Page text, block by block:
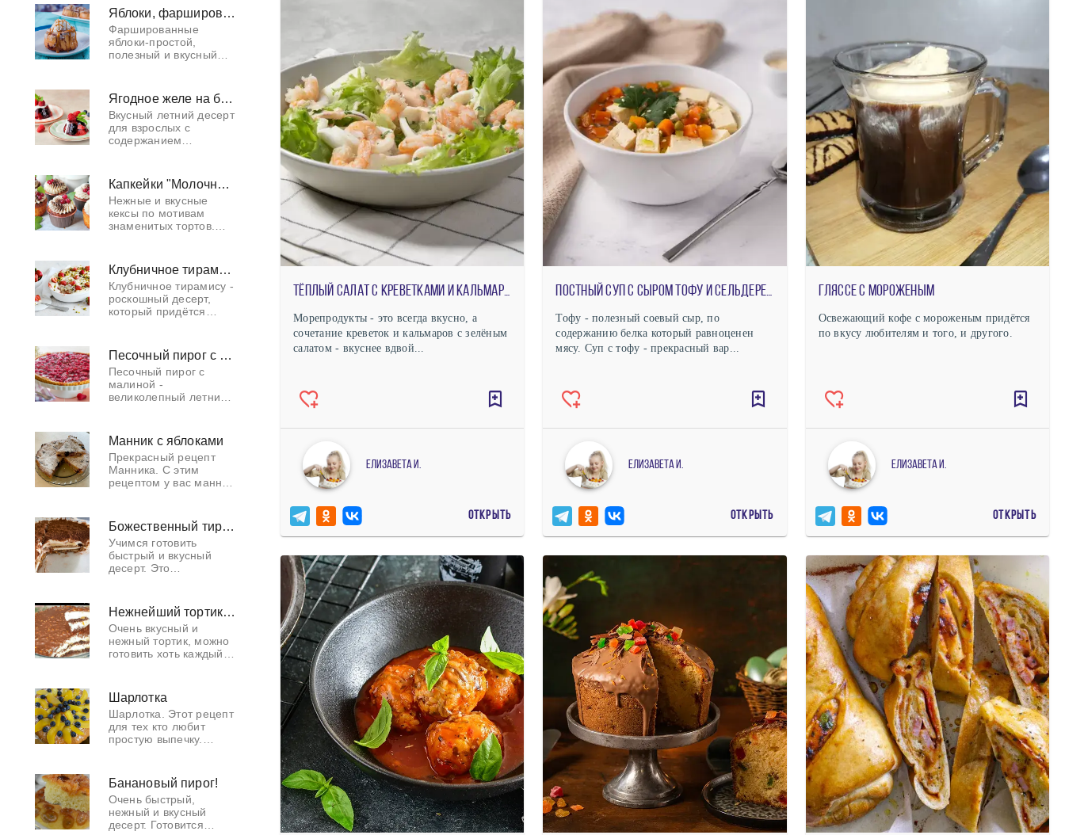
десерта
рекомендуется
выбирать хурму с
более плотной
консистенцией.
Яблоки, фаршированные творогом в духовке
Фаршированные
яблоки-простой,
полезный и вкусный
начинающий кулинар.
На фаршированные
сладким творогом и
запече
Ягодное желе на белом вине с ванильной сметаной
Вкусный летний десерт
для взрослых с
содержанием
для завершения
праздничной трапезы.
Капкейки "Молочная девочка"
Нежные и вкусные
кексы по мотивам
знаменитых тортов.
или как альтернатива
торту на праздничных
застольях. Они настол
Клубничное тирамису
Клубничное тирамису -
роскошный десерт,
который придётся
клубничное лакомство
исключительно из
свежей клубники, та
Песочный пирог с малиной
Песочный пирог с
малиной -
великолепный летний
ароматной и сладкой
малины. Такое
угощение к чаю
придётся по вкусу не
толь
Манник с яблоками
Прекрасный рецепт
Манника. С этим
рецептом у вас манник
сухой!
Божественный тирамису
Учимся готовить
быстрый и вкусный
десерт. Это
божественно вкусная. Нежнейший тортик на десерт!
Очень вкусный и
нежный тортик, можно
готовить хоть каждый
Шарлотка
Шарлотка. Этот рецепт
для тех кто любит
простую выпечку.
вкусной.
Банановый пирог!
Очень быстрый,
нежный и вкусный
десерт. Готовится
Тёплый салат с креветками и кальмарами
Морепродукты - это всегда вкусно, а
сочетание креветок и кальмаров с зелёным
салатом - вкуснее вдвой...
Елизавета И.
ОТКРЫТЬ
Постный суп с сыром тофу и сельдереем
Тофу - полезный соевый сыр, по
содержанию белка который равноценен
мясу. Суп с тофу - прекрасный вар...
Елизавета И.
ОТКРЫТЬ
Гляссе с мороженым
Освежающий кофе с мороженым придётся
по вкусу любителям и того, и другого.
Елизавета И.
ОТКРЫТЬ